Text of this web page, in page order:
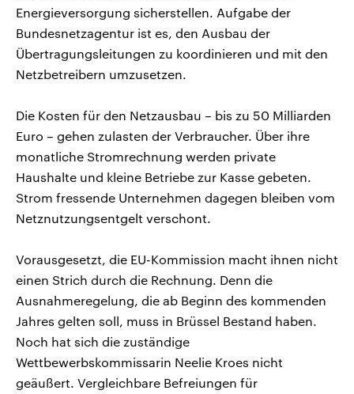
Energieversorgung sicherstellen. Aufgabe der
Bundesnetzagentur ist es, den Ausbau der
Übertragungsleitungen zu koordinieren und mit den
Netzbetreibern umzusetzen.
Die Kosten für den Netzausbau – bis zu 50 Milliarden
Euro – gehen zulasten der Verbraucher. Über ihre
monatliche Stromrechnung werden private
Haushalte und kleine Betriebe zur Kasse gebeten.
Strom fressende Unternehmen dagegen bleiben vom
Netznutzungsentgelt verschont.
Vorausgesetzt, die EU-Kommission macht ihnen nicht
einen Strich durch die Rechnung. Denn die
Ausnahmeregelung, die ab Beginn des kommenden
Jahres gelten soll, muss in Brüssel Bestand haben.
Noch hat sich die zuständige
Wettbewerbskommissarin Neelie Kroes nicht
geäußert. Vergleichbare Befreiungen für